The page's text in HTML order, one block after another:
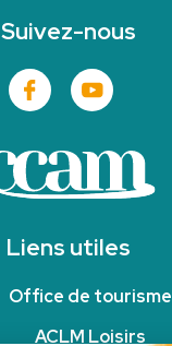
Suivez-nous
Liens utiles
Office de tourisme
ACLM Loisirs